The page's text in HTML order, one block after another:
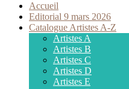
Accueil
Editorial 9 mars 2026
Catalogue Artistes A-Z
Artistes A
Artistes B
Artistes C
Artistes D
Artistes E